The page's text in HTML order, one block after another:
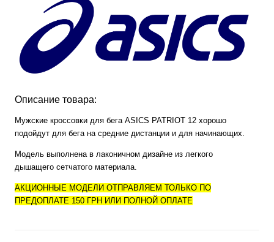
Описание товара:
Мужские кроссовки для бега ASICS PATRIOT 12 хорошо
подойдут для бега на средние дистанции и для начинающих.
Модель выполнена в лаконичном дизайне из легкого
дышащего сетчатого материала.
АКЦИОННЫЕ МОДЕЛИ ОТПРАВЛЯЕМ ТОЛЬКО ПО
ПРЕДОПЛАТЕ 150 ГРН ИЛИ ПОЛНОЙ ОПЛАТЕ